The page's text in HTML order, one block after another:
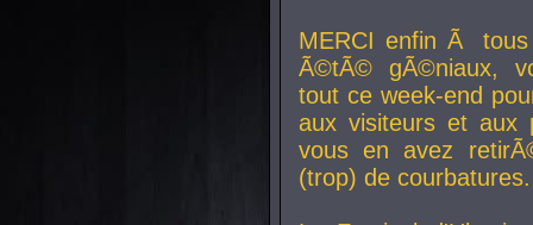
MERCI enfin Ã
Ã©tÃ© gÃ©niaux,
tout ce week-end
aux visiteurs et aux
vous en avez
(trop) de courbatures.